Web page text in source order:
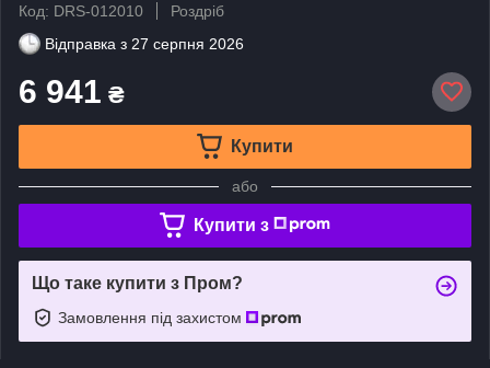
Код: DRS-012010
Роздріб
Відправка з 27 серпня 2026
6 941 ₴
Купити
або
Купити з
Що таке купити з Пром?
Замовлення під захистом